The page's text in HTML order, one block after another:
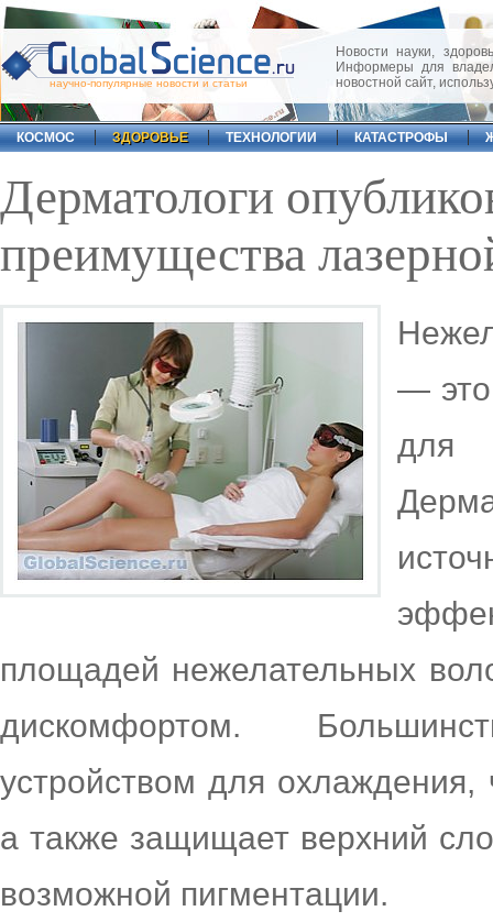
научно-популярные новости и статьи
Новости науки,
Информеры для
новостной сайт,
КОСМОС ЗДОРОВЬЕ ТЕХНОЛОГИИ КАТАСТРОФЫ
Дерматологи
преимущества
— это
для
площадей нежелательных
дискомфортом.
устройством для
а также защищает верхний
возможной пигментации.